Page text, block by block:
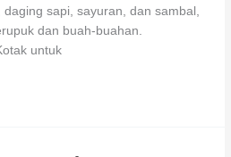
sapi, sayuran, dan sambal,
dan buah-buahan.
untuk